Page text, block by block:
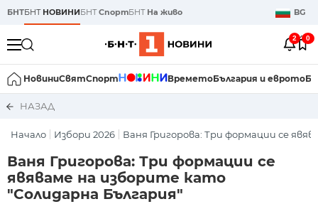
БНТБНТ НОВИНИБНТСпортБНТ На живо BG
2 0
НовиниСвятСпорт ВреметоБългария и еврото
НАЗАД
Начало Избори 2026 Ваня Григорова: Три формации се
Ваня Григорова: Три формации се
явяваме на изборите като
"Солидарна България"